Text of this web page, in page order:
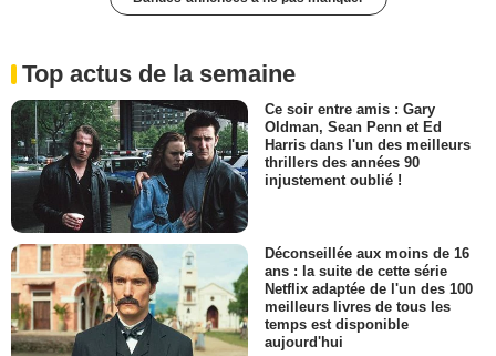
Top actus de la semaine
Ce soir entre amis : Gary
Oldman, Sean Penn et Ed
Harris dans l'un des meilleurs
thrillers des années 90
injustement oublié !
Déconseillée aux moins de 16
ans : la suite de cette série
Netflix adaptée de l'un des 100
meilleurs livres de tous les
temps est disponible
aujourd'hui